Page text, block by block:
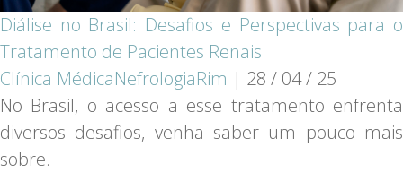
Diálise no Brasil: Desafios e Perspectivas para o
Tratamento de Pacientes Renais
Clínica MédicaNefrologiaRim | 28 / 04 / 25
No Brasil, o acesso a esse tratamento enfrenta
diversos desafios, venha saber um pouco mais
sobre.